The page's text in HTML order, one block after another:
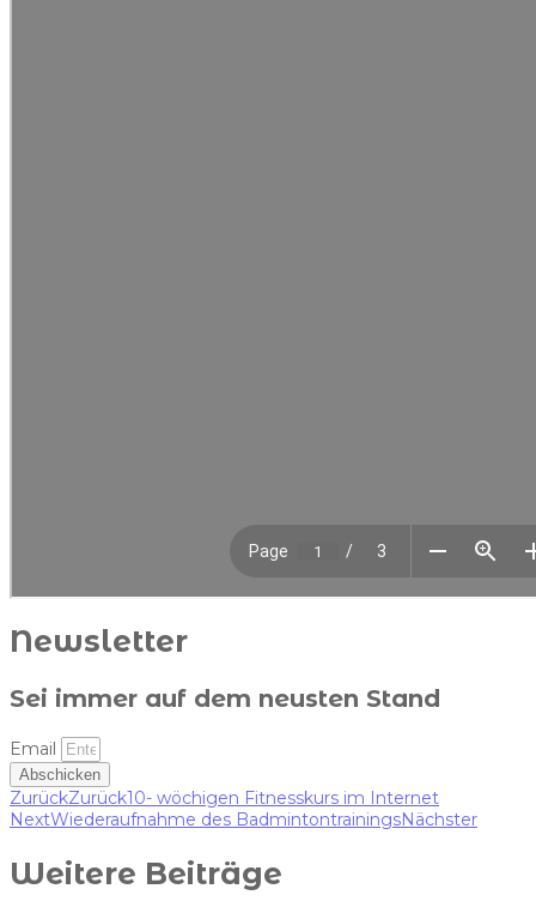
Newsletter
Sei immer auf dem neusten Stand
Email
Abschicken
ZurückZurück10- wöchigen Fitnesskurs im Internet
NextWiederaufnahme des BadmintontrainingsNächster
Weitere Beiträge